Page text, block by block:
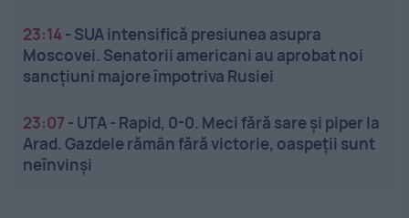
23:14- SUA intensifică presiunea asupra
Moscovei. Senatorii americani au aprobat noi
sancțiuni majore împotriva Rusiei
23:07 - UTA - Rapid, 0-0. Meci fără sare și piper la
Arad. Gazdele rămân fără victorie, oaspeții sunt
neînvinși